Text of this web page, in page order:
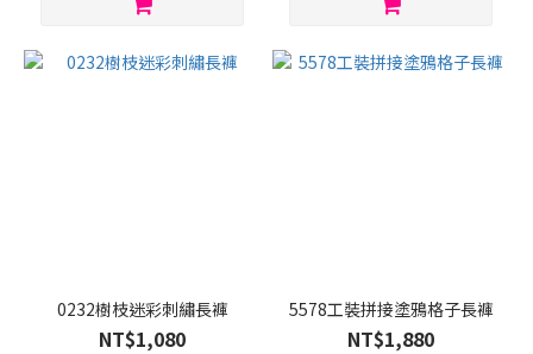
0232樹枝迷彩刺繡長褲
NT$1,080
5578工裝拼接塗鴉格子長褲
NT$1,880